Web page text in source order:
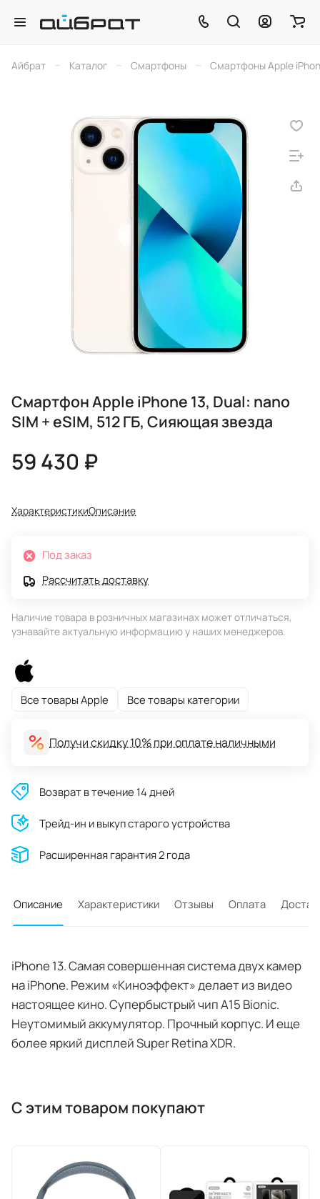
Айбрат – Каталог – Смартфоны – Смартфоны Apple
Смартфон Apple iPhone 13, Dual: nano
SIM + eSIM, 512 ГБ, Сияющая звезда
59 430 ₽
ХарактеристикиОписание
Под заказ
Рассчитать доставку
Наличие товара в розничных магазинах может отличаться,
узнавайте актуальную информацию у наших менеджеров.
Все товары Apple Все товары категории
Получи скидку 10% при оплате наличными
Возврат в течение 14 дней
Трейд-ин и выкуп старого устройства
Расширенная гарантия 2 года
Описание Характеристики Отзывы Оплата
iPhone 13. Самая совершенная система двух камер
на iPhone. Режим «Киноэффект» делает из видео
настоящее кино. Супербыстрый чип A15 Bionic.
Неутомимый аккумулятор. Прочный корпус. И еще
более яркий дисплей Super Retina XDR.
С этим товаром покупают